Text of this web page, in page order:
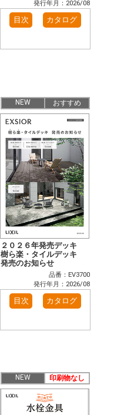
発行年月：2026/08
目次 カタログ
NEW おすすめ
２０２６年発売デッキ
樹ら楽・タイルデッキ
発売のお知らせ
品番：EV3700
発行年月：2026/08
目次 カタログ
NEW 印刷物なし